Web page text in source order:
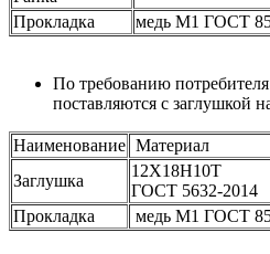
Прокладка
медь М1 ГОСТ
По требованию
поставляются с заглушкой
Наименование Материал
Заглушка
12Х18Н10Т
ГОСТ 5632-2014
Прокладка
медь М1 ГОСТ